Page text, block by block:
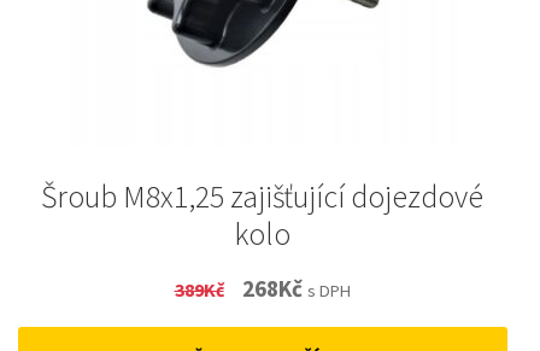
Šroub M8x1,25 zajišťující dojezdové
kolo
389Kč
Original
price
268KčCurrent
price
s DPH